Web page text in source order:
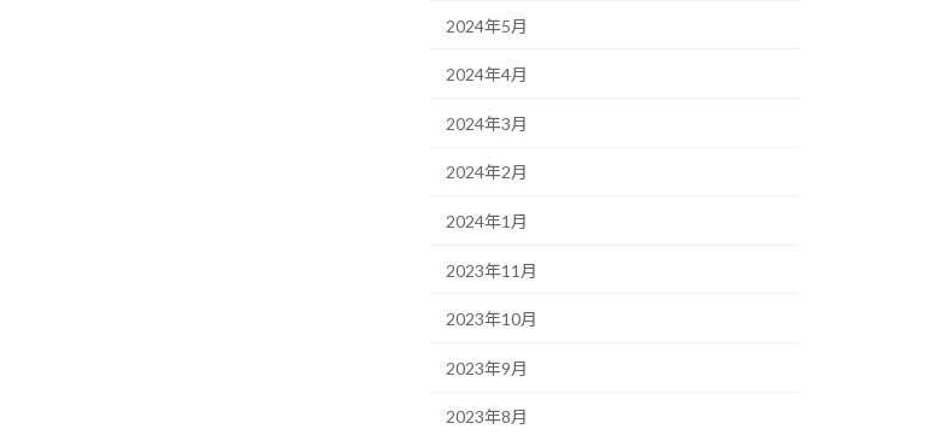
2024年5月
2024年4月
2024年3月
2024年2月
2024年1月
2023年11月
2023年10月
2023年9月
2023年8月